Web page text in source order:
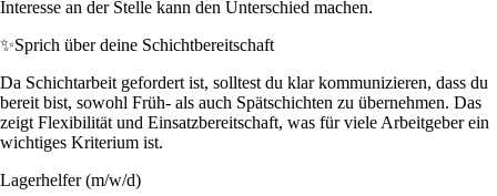
Interesse an der Stelle kann den Unterschied machen.
✨Sprich über deine Schichtbereitschaft
Da Schichtarbeit gefordert ist, solltest du klar kommunizieren, dass du
bereit bist, sowohl Früh- als auch Spätschichten zu übernehmen. Das
zeigt Flexibilität und Einsatzbereitschaft, was für viele Arbeitgeber ein
wichtiges Kriterium ist.
Lagerhelfer (m/w/d)